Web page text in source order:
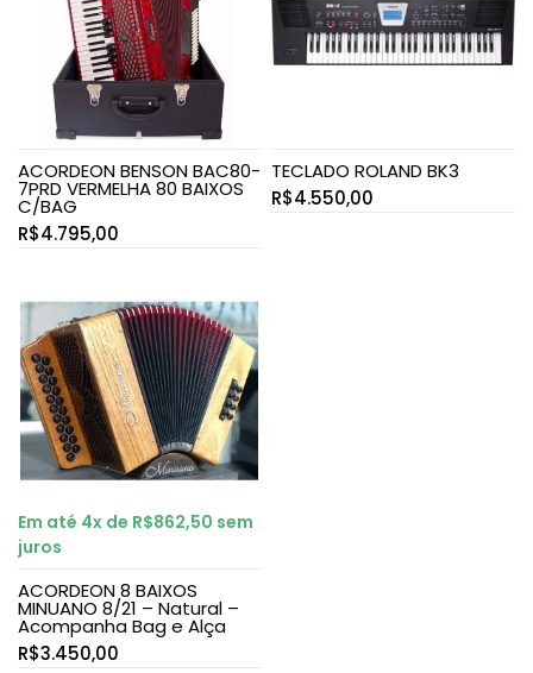
ACORDEON BENSON BAC80-
7PRD VERMELHA 80 BAIXOS
C/BAG
R$4.795,00
TECLADO ROLAND BK3
R$4.550,00
Em até 4x de R$862,50 sem
juros
ACORDEON 8 BAIXOS
MINUANO 8/21 – Natural –
Acompanha Bag e Alça
R$3.450,00